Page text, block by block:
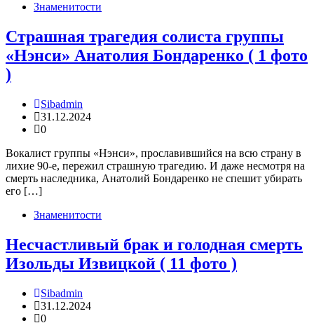
Знаменитости
Страшная трагедия солиста группы
«Нэнси» Анатолия Бондаренко ( 1 фото
)
Sibadmin
31.12.2024
0
Вокалист группы «Нэнси», прославившийся на всю страну в
лихие 90-е, пережил страшную трагедию. И даже несмотря на
смерть наследника, Анатолий Бондаренко не спешит убирать
его […]
Знаменитости
Несчастливый брак и голодная смерть
Изольды Извицкой ( 11 фото )
Sibadmin
31.12.2024
0